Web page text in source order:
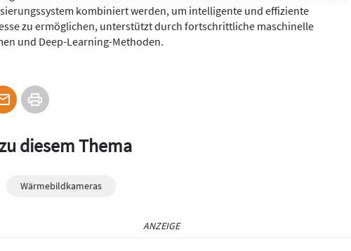
kombiniert werden, um intelligente und effiziente
zu ermöglichen, unterstützt durch fortschrittliche maschinelle
und Deep-Learning-Methoden.
diesem Thema
Wärmebildkameras
ANZEIGE